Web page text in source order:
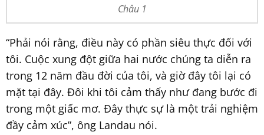
Châu 1
“Phải nói rằng, điều này có phần siêu thực đối với
tôi. Cuộc xung đột giữa hai nước chúng ta diễn ra
trong 12 năm đầu đời của tôi, và giờ đây tôi lại có
mặt tại đây. Đôi khi tôi cảm thấy như đang bước đi
trong một giấc mơ. Đây thực sự là một trải nghiệm
đầy cảm xúc”, ông Landau nói.